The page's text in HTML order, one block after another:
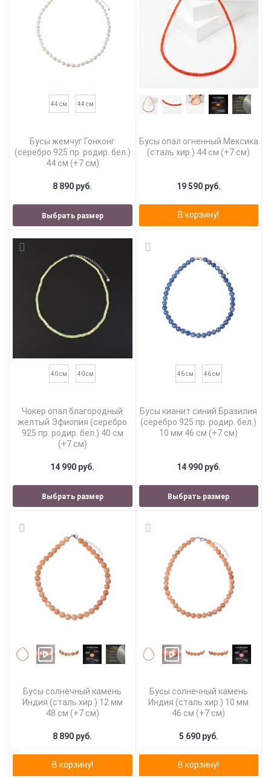
44 см 44 см
Бусы жемчуг Гонконг
(серебро 925 пр. родир. бел.)
44 см (+7 см)
8 890 руб.
Выбрать размер
Бусы опал огненный Мексика
(сталь хир.) 44 см (+7 см)
19 590 руб.
В корзину!
40 см 40 см
Чокер опал благородный
желтый Эфиопия (серебро
925 пр. родир. бел.) 40 см
(+7 см)
14 990 руб.
Выбрать размер
46 см 46 см
Бусы кианит синий Бразилия
(серебро 925 пр. родир. бел.)
10 мм 46 см (+7 см)
14 990 руб.
Выбрать размер
Бусы солнечный камень
Индия (сталь хир.) 12 мм
48 см (+7 см)
8 890 руб.
В корзину!
Бусы солнечный камень
Индия (сталь хир.) 10 мм
46 см (+7 см)
5 690 руб.
В корзину!